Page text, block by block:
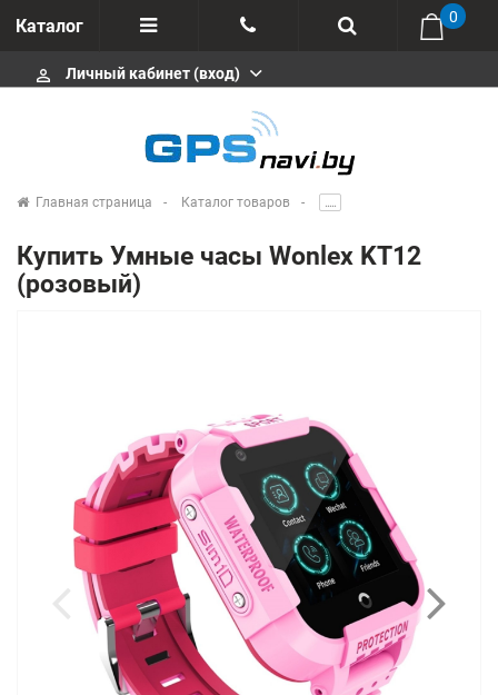
Каталог
Отзывы
+375 291646666
msa333
info@gpsnavi.by
0
perm_identity Личный кабинет (вход)
Главная страница Каталог товаров .....
Купить Умные часы Wonlex KT12
(розовый)